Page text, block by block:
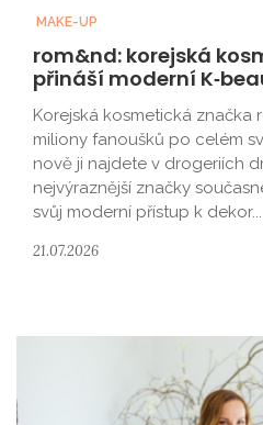
MAKE-UP
rom&nd: korejská
přináší moderní
Korejská kosmetická značka
miliony fanoušků po celém
nově ji najdete v drogeriích
nejvýraznější značky
svůj moderní přístup k dekor...
21.07.2026